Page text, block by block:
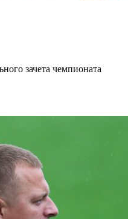
зачета чемпионата